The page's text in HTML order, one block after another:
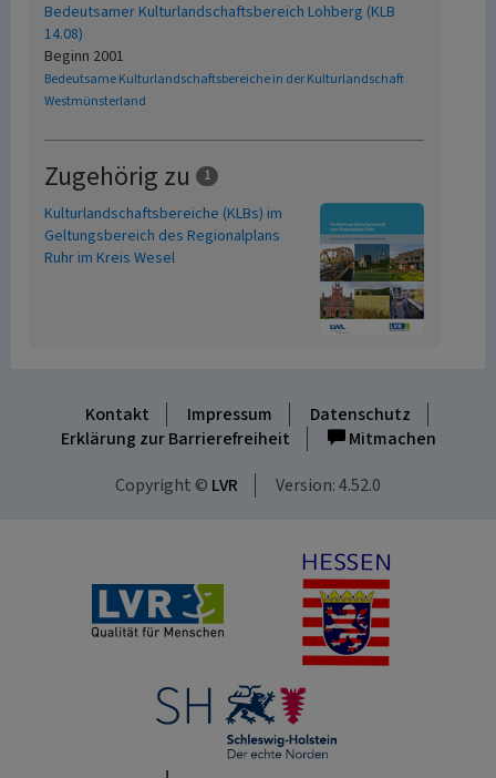
Bedeutsamer Kulturlandschaftsbereich Lohberg (KLB
14.08)
Beginn 2001
Bedeutsame Kulturlandschaftsbereiche in der Kulturlandschaft
Westmünsterland
Zugehörig zu 1
Kulturlandschaftsbereiche (KLBs) im
Geltungsbereich des Regionalplans
Ruhr im Kreis Wesel
Kontakt Impressum
Datenschutz
Erklärung zur Barrierefreiheit
Mitmachen
Copyright © LVR Version: 4.52.0